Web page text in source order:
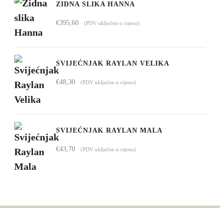
ZIDNA SLIKA HANNA
€395,60 (PDV uključen u cijenu)
SVIJEĆNJAK RAYLAN VELIKA
€48,30 (PDV uključen u cijenu)
SVIJEĆNJAK RAYLAN MALA
€43,70 (PDV uključen u cijenu)